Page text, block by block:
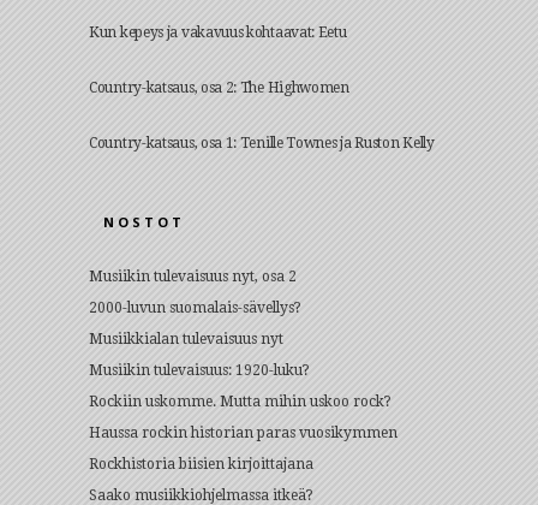
Kun kepeys ja vakavuus kohtaavat: Eetu
Country-katsaus, osa 2: The Highwomen
Country-katsaus, osa 1: Tenille Townes ja Ruston Kelly
NOSTOT
Musiikin tulevaisuus nyt, osa 2
2000-luvun suomalais-sävellys?
Musiikkialan tulevaisuus nyt
Musiikin tulevaisuus: 1920-luku?
Rockiin uskomme. Mutta mihin uskoo rock?
Haussa rockin historian paras vuosikymmen
Rockhistoria biisien kirjoittajana
Saako musiikkiohjelmassa itkeä?